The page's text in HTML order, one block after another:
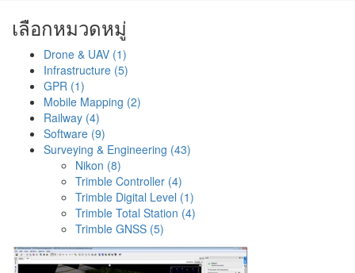
เลือกหมวดหมู่
Drone & UAV (1)
Infrastructure (5)
GPR (1)
Mobile Mapping (2)
Railway (4)
Software (9)
Surveying & Engineering (43)
Nikon (8)
Trimble Controller (4)
Trimble Digital Level (1)
Trimble Total Station (4)
Trimble GNSS (5)